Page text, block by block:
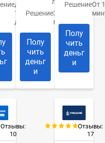
До
1
дня
РешениеЗа 5
минут
Полу
чить
деньг
и
РешениеОт
Полу
чить
деньг
и
Отзывы:
10
Отзывы:
17